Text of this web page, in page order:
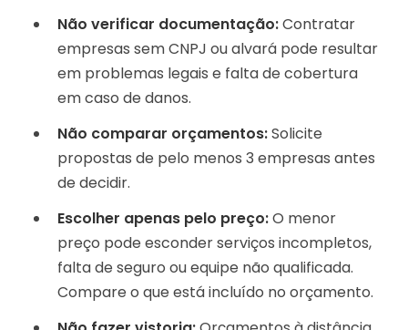
Não verificar documentação:Contratar
empresas sem CNPJ ou alvará pode resultar
em problemas legais e falta de cobertura
em caso de danos.
Não comparar orçamentos:Solicite
propostas de pelo menos 3 empresas antes
de decidir.
Escolher apenas pelo preço:O menor
preço pode esconder serviços incompletos,
falta de seguro ou equipe não qualificada.
Compare o que está incluído no orçamento.